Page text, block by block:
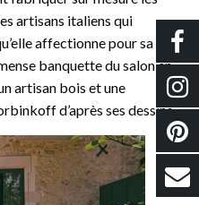
artisans italiens qui
affectionne pour sa
banquette du salon en
artisan bois et une
d’après ses dessins.